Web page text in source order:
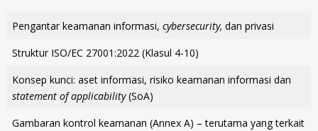
Pengantar keamanan informasi, cybersecurity, dan privasi
Struktur ISO/EC 27001:2022 (Klasul 4-10)
Konsep kunci: aset informasi, risiko keamanan informasi dan
statement of applicability(SoA)
Gambaran kontrol keamanan (Annex A) – terutama yang terkait